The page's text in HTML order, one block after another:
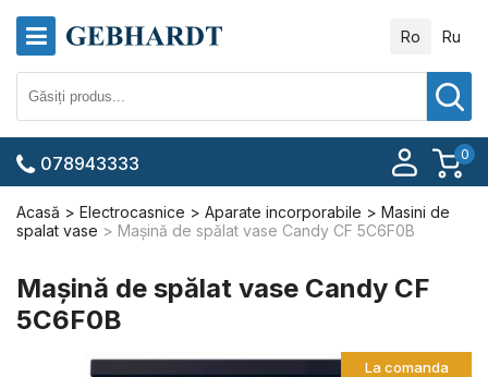
Ro Ru
0
078943333
Acasă Electrocasnice Aparate incorporabile
Masini de
spalat vase
Mașină de spălat vase Candy CF 5C6F0B
Mașină de spălat vase Candy CF
5C6F0B
La comanda